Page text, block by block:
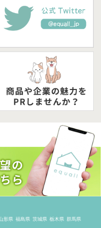
形県 福島県 茨城県 栃木県 群馬県